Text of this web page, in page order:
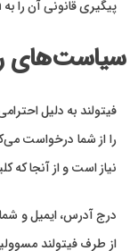
پیگیری قانونی آن را به Info@fitoland.com اطلاع دهید.
سیاست‏‌های
فیتولند به دلیل
را از شما درخواست
نیاز است و از آنجا که
درج آدرس، ایمیل و
از طرف فیتولند